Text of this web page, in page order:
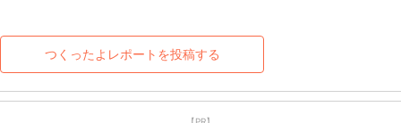
つくったよレポートを投稿する